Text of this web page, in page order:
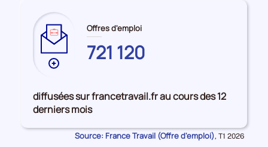
Plus
données
sur
les
PAYS
Offres d'emploi
721 120
diffusées sur francetravail.fr au cours des 12
derniers mois
Source: France Travail (Offre d'emploi), Données
T1 2026